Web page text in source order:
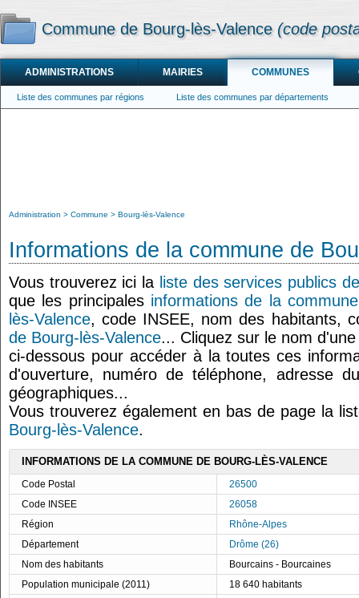
Commune de Bourg-lès-Valence (code
ADMINISTRATIONS MAIRIES COMMUNES
Liste des communes par régions Liste des communes par départements
Administration Commune Bourg-lès-Valence
Informations de la commune de
Vous trouverez ici la liste des services publics
que les principales informations de la commune
lès-Valence, code INSEE, nom des habitants,
de Bourg-lès-Valence... Cliquez sur le nom
ci-dessous pour accéder à la toutes ces
d'ouverture, numéro de téléphone, adresse
géographiques...
Vous trouverez également en bas de page la
Bourg-lès-Valence.
INFORMATIONS DE LA COMMUNE DE BOURG-LÈS-VALENCE
Code Postal
26500
Code INSEE
26058
Région
Rhône-Alpes
Département
Drôme (26)
Nom des habitants
Bourcains - Bourcaines
Population municipale (2011)
18 640 habitants